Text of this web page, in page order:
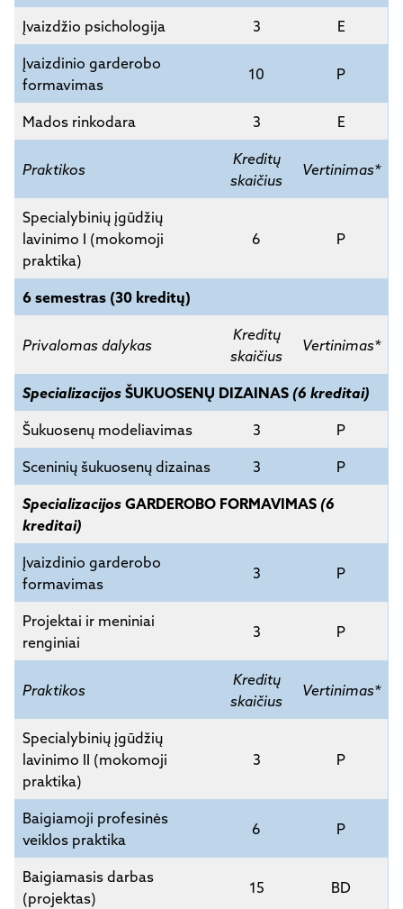
Įvaizdžio psichologija 3 E
Įvaizdinio garderobo
formavimas
10 P
Mados rinkodara 3 E
Praktikos
Kreditų
skaičius
Vertinimas*
Specialybinių įgūdžių
lavinimo I (mokomoji
praktika)
6 P
6 semestras (30 kreditų)
Privalomas dalykas
Kreditų
skaičius
Vertinimas*
Specializacijos ŠUKUOSENŲ DIZAINAS (6 kreditai)
Šukuosenų modeliavimas 3 P
Sceninių šukuosenų dizainas 3 P
Specializacijos GARDEROBO FORMAVIMAS (6
kreditai)
Įvaizdinio garderobo
formavimas
3 P
Projektai ir meniniai
renginiai
3 P
Praktikos
Kreditų
skaičius
Vertinimas*
Specialybinių įgūdžių
lavinimo II (mokomoji
praktika)
3 P
Baigiamoji profesinės
veiklos praktika
6 P
Baigiamasis darbas
(projektas)
15 BD